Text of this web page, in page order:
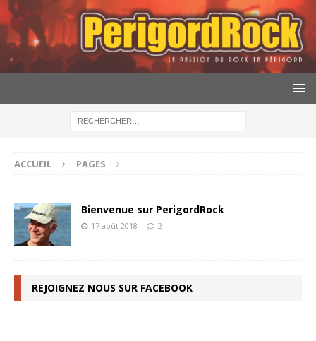
ACCUEIL PAGES
Bienvenue sur PerigordRock
17 août 2018 2
REJOIGNEZ NOUS SUR FACEBOOK